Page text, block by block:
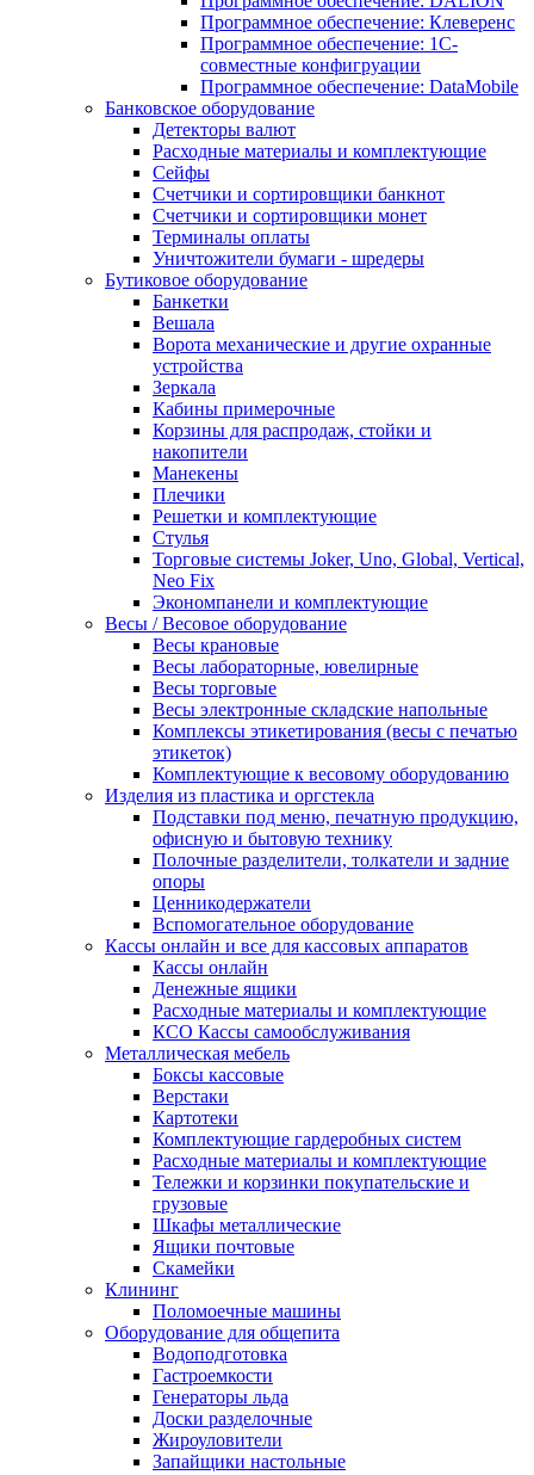
Программное обеспечение: Клеверенс
Программное обеспечение: 1С-
совместные конфигруации
Программное обеспечение: DataMobile
Банковское оборудование
Детекторы валют
Расходные материалы и комплектующие
Сейфы
Счетчики и сортировщики банкнот
Счетчики и сортировщики монет
Терминалы оплаты
Уничтожители бумаги - шредеры
Бутиковое оборудование
Банкетки
Вешала
Ворота механические и другие охранные
устройства
Зеркала
Кабины примерочные
Корзины для распродаж, стойки и
накопители
Манекены
Плечики
Решетки и комплектующие
Стулья
Торговые системы Joker, Uno, Global, Vertical,
Neo Fix
Экономпанели и комплектующие
Весы / Весовое оборудование
Весы крановые
Весы лабораторные, ювелирные
Весы торговые
Весы электронные складские напольные
Комплексы этикетирования (весы с печатью
этикеток)
Комплектующие к весовому оборудованию
Изделия из пластика и оргстекла
Подставки под меню, печатную продукцию,
офисную и бытовую технику
Полочные разделители, толкатели и задние
опоры
Ценникодержатели
Вспомогательное оборудование
Кассы онлайн и все для кассовых аппаратов
Кассы онлайн
Денежные ящики
Расходные материалы и комплектующие
КСО Кассы самообслуживания
Металлическая мебель
Боксы кассовые
Верстаки
Картотеки
Комплектующие гардеробных систем
Расходные материалы и комплектующие
Тележки и корзинки покупательские и
грузовые
Шкафы металлические
Ящики почтовые
Скамейки
Клининг
Поломоечные машины
Оборудование для общепита
Водоподготовка
Гастроемкости
Генераторы льда
Доски разделочные
Жироуловители
Запайщики настольные